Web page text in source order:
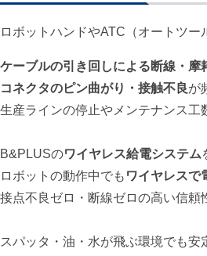
ロボットハンドやATC（オートツー
ケーブルの引き回しによる断線・摩
コネクタのピン曲がり・接触不良が
生産ラインの停止やメンテナンス工
B&PLUSのワイヤレス給電システム
ロボットの動作中でも ワイヤレスで
接点不良ゼロ・断線ゼロの高い信頼
スパッタ・油・水が飛ぶ環境でも安